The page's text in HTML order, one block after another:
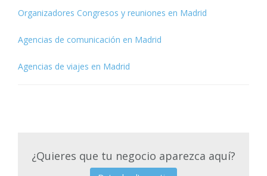
Organizadores Congresos y reuniones en Madrid
Agencias de comunicación en Madrid
Agencias de viajes en Madrid
¿Quieres que tu negocio aparezca aquí?